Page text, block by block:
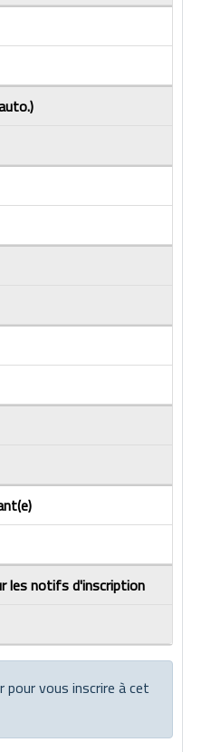
les notifs d'inscription
vous inscrire à cet